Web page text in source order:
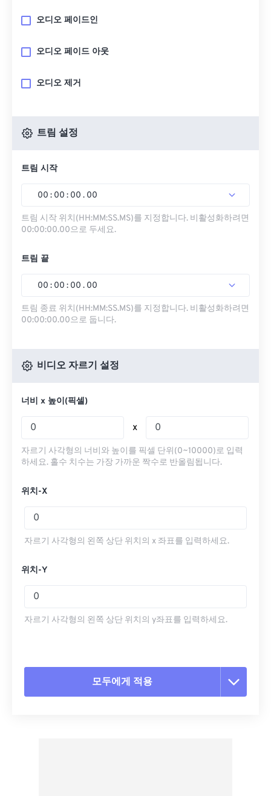
오디오 페이드인
오디오 페이드 아웃
오디오 제거
트림 설정
트림 시작
00 : 00 : 00 . 00
트림 시작 위치(HH:MM:SS.MS)를 지정합니다. 비활성화하려면
00:00:00.00으로 두세요.
트림 끝
00 : 00 : 00 . 00
트림 종료 위치(HH:MM:SS.MS)를 지정합니다. 비활성화하려면
00:00:00.00으로 둡니다.
비디오 자르기 설정
너비 x 높이(픽셀)
x
자르기 사각형의 너비와 높이를 픽셀 단위(0~10000)로 입력
하세요. 홀수 치수는 가장 가까운 짝수로 반올림됩니다.
위치-X
자르기 사각형의 왼쪽 상단 위치의 x 좌표를 입력하세요.
위치-Y
자르기 사각형의 왼쪽 상단 위치의 y좌표를 입력하세요.
모두에게 적용